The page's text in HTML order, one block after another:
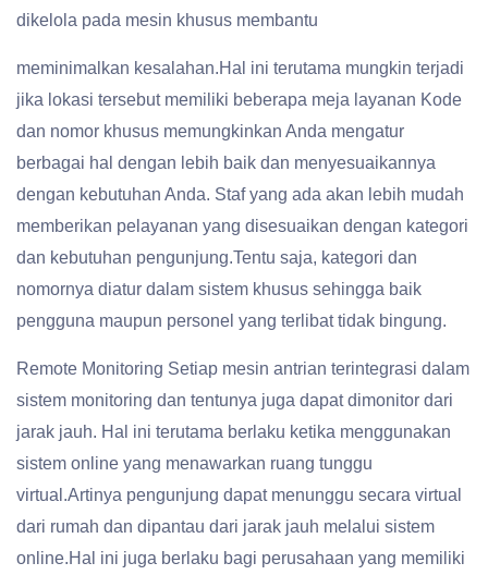
dikelola pada mesin khusus membantu
meminimalkan kesalahan.Hal ini terutama mungkin terjadi
jika lokasi tersebut memiliki beberapa meja layanan Kode
dan nomor khusus memungkinkan Anda mengatur
berbagai hal dengan lebih baik dan menyesuaikannya
dengan kebutuhan Anda. Staf yang ada akan lebih mudah
memberikan pelayanan yang disesuaikan dengan kategori
dan kebutuhan pengunjung.Tentu saja, kategori dan
nomornya diatur dalam sistem khusus sehingga baik
pengguna maupun personel yang terlibat tidak bingung.
Remote Monitoring Setiap mesin antrian terintegrasi dalam
sistem monitoring dan tentunya juga dapat dimonitor dari
jarak jauh. Hal ini terutama berlaku ketika menggunakan
sistem online yang menawarkan ruang tunggu
virtual.Artinya pengunjung dapat menunggu secara virtual
dari rumah dan dipantau dari jarak jauh melalui sistem
online.Hal ini juga berlaku bagi perusahaan yang memiliki